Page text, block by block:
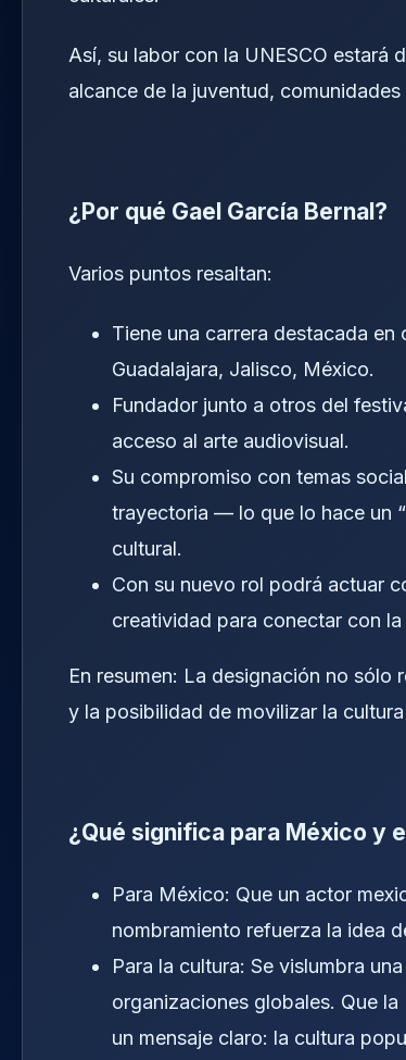
Así, su labor con la UNESCO estará
alcance de la juventud,
¿Por qué Gael García Bernal?
Varios puntos resaltan:
Tiene una carrera destacada en
Guadalajara, Jalisco, México.
Fundador junto a otros del
acceso al arte audiovisual.
Su compromiso con temas
trayectoria — lo que lo hace un
cultural.
Con su nuevo rol podrá actuar
creatividad para conectar con
En resumen: La designación no
y la posibilidad de movilizar la
¿Qué significa para México y
Para México: Que un actor
nombramiento refuerza la idea
Para la cultura: Se vislumbra
organizaciones globales. Que
un mensaje claro: la cultura